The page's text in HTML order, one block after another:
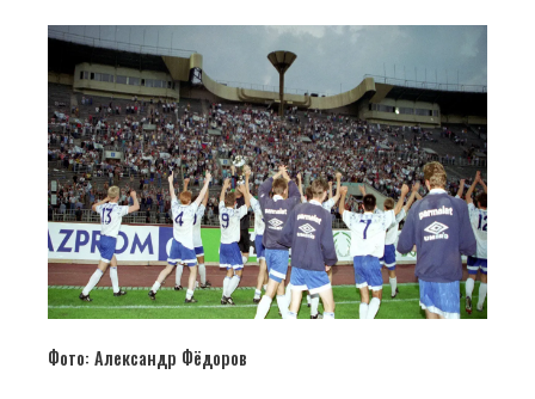
Фото: Александр Фёдоров